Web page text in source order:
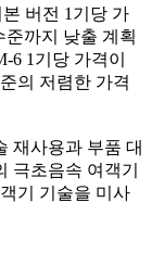
버전 1기당 가
준까지 낮출 계획
6 1기당 가격이
의 저렴한 가격
재사용과 부품 대
극초음속 여객기
기 기술을 미사